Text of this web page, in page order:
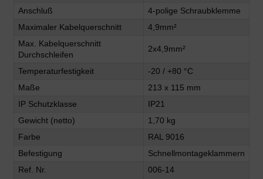
Anschluß
4-polige Schraubklemme
Maximaler Kabelquerschnitt
4,9mm²
Max. Kabelquerschnitt
Durchschleifen
2x4,9mm²
Temperaturfestigkeit
-20 / +80 °C
Maße
213 x 115 mm
IP Schutzklasse
IP21
Gewicht (netto)
1,70 kg
Farbe
RAL 9016
Befestigung
Schnellmontageklammern
Ref. Nr.
006-14